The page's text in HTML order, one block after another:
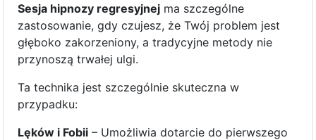
Sesja hipnozy regresyjnej ma szczególne
zastosowanie, gdy czujesz, że Twój problem jest
głęboko zakorzeniony, a tradycyjne metody nie
przynoszą trwałej ulgi.
Ta technika jest szczególnie skuteczna w
przypadku:
Lęków i Fobii – Umożliwia dotarcie do pierwszego